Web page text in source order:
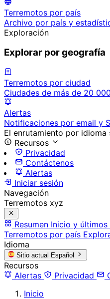
Terremotos por país
Archivo por país y
Exploración
Explorar por geografía
Terremotos por ciudad
Ciudades de más de 20
Alertas
Notificaciones por email y
El enrutamiento por
Recursos
Privacidad
Contáctenos
Alertas
Iniciar sesión
Navegación
Terremotos xyz
Resumen Inicio y
Terremotos por país
Idioma
Sitio actual Español
Recursos
Alertas
Privacidad
Inicio